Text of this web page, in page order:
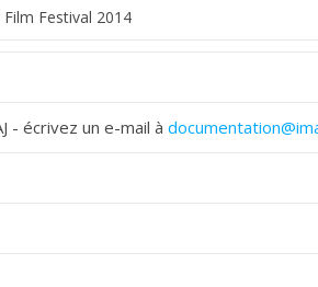
- écrivez un e-mail à